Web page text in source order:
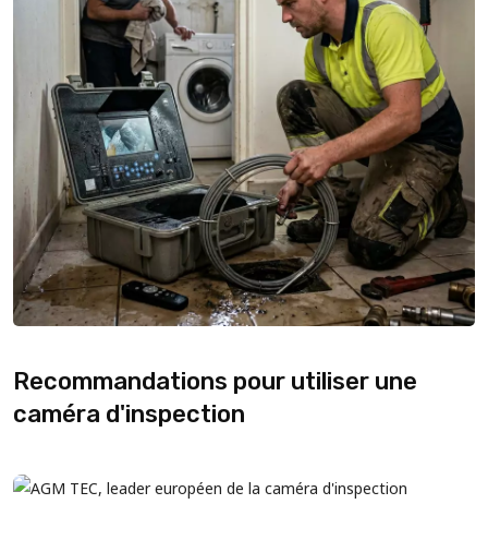
Recommandations pour utiliser une
caméra d'inspection